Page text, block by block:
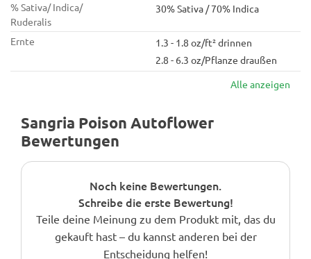
% Sativa/ Indica/
Ruderalis
30% Sativa / 70% Indica
Ernte
1.3 - 1.8 oz/ft² drinnen
2.8 - 6.3 oz/Pflanze draußen
Alle anzeigen
Sangria Poison Autoflower
Bewertungen
Noch keine Bewertungen.
Schreibe die erste Bewertung!
Teile deine Meinung zu dem Produkt mit, das du
gekauft hast – du kannst anderen bei der
Entscheidung helfen!